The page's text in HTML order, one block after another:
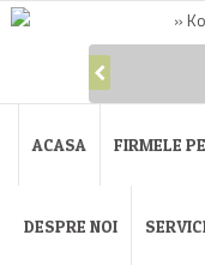
ACASA FIRMELE
DESPRE NOI